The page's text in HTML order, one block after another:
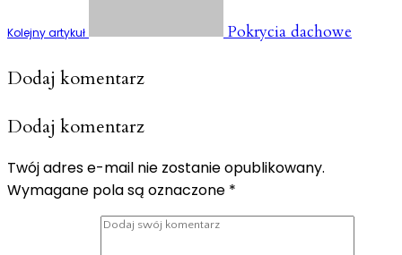
Kolejny artykuł Pokrycia dachowe
Dodaj komentarz
Dodaj komentarz
Twój adres e-mail nie zostanie opublikowany.
Wymagane pola są oznaczone *